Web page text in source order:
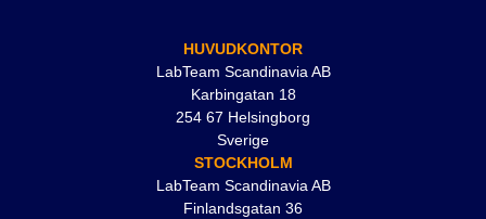
HUVUDKONTOR
LabTeam Scandinavia AB
Karbingatan 18
254 67 Helsingborg
Sverige
STOCKHOLM
LabTeam Scandinavia AB
Finlandsgatan 36